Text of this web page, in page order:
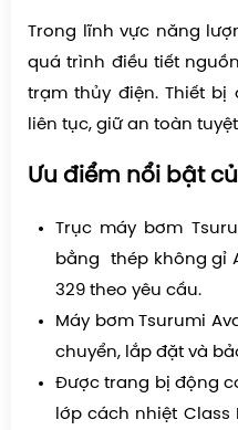
Trong lĩnh vực năng
quá trình điều tiết
trạm thủy điện. Thiết
liên tục, giữ an toàn
Ưu điểm nổi bật
Trục máy bơm
bằng thép không gỉ
329 theo yêu cầu.
Máy bơm Tsurumi
chuyển, lắp đặt và
Được trang bị động
lớp cách nhiệt